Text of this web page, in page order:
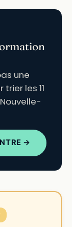
une
les 11
→